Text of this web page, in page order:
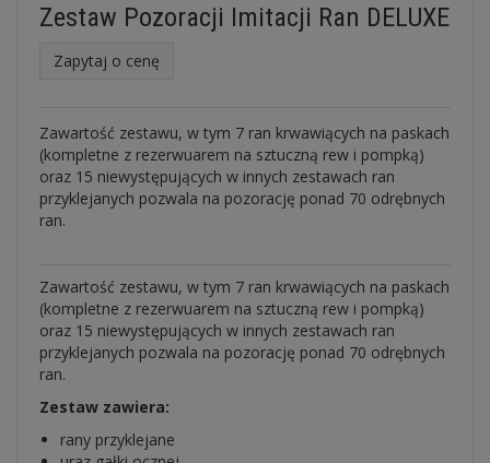
Zestaw Pozoracji Imitacji Ran DELUXE
Zapytaj o cenę
Zawartość zestawu, w tym 7 ran krwawiących na paskach
(kompletne z rezerwuarem na sztuczną rew i pompką)
oraz 15 niewystępujących w innych zestawach ran
przyklejanych pozwala na pozorację ponad 70 odrębnych
ran.
Zawartość zestawu, w tym 7 ran krwawiących na paskach
(kompletne z rezerwuarem na sztuczną rew i pompką)
oraz 15 niewystępujących w innych zestawach ran
przyklejanych pozwala na pozorację ponad 70 odrębnych
ran.
Zestaw zawiera:
rany przyklejane